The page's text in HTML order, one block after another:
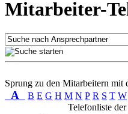
Mitarbeiter-
Sprung zu den Mitarbeitern mit
A B E G H M N P R S T W
Telefonliste